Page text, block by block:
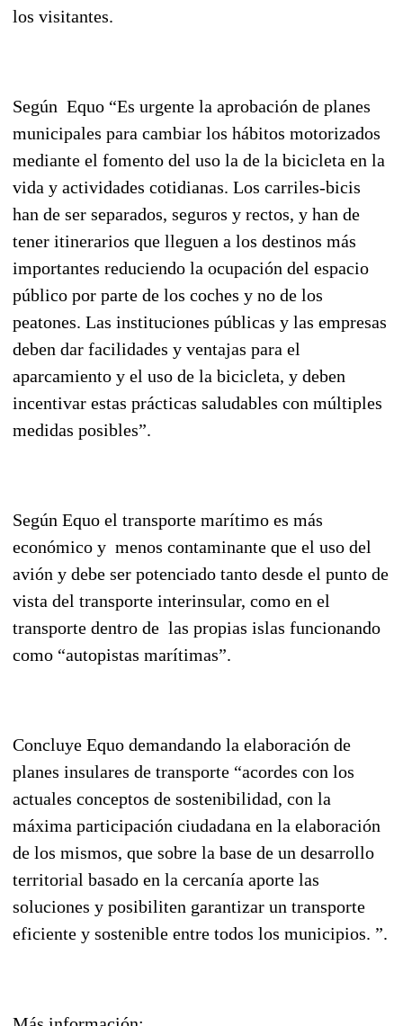
los visitantes.
Según Equo “Es urgente la aprobación de planes
municipales para cambiar los hábitos motorizados
mediante el fomento del uso la de la bicicleta en la
vida y actividades cotidianas. Los carriles-bicis
han de ser separados, seguros y rectos, y han de
tener itinerarios que lleguen a los destinos más
importantes reduciendo la ocupación del espacio
público por parte de los coches y no de los
peatones. Las instituciones públicas y las empresas
deben dar facilidades y ventajas para el
aparcamiento y el uso de la bicicleta, y deben
incentivar estas prácticas saludables con múltiples
medidas posibles”.
Según Equo el transporte marítimo es más
económico y menos contaminante que el uso del
avión y debe ser potenciado tanto desde el punto de
vista del transporte interinsular, como en el
transporte dentro de las propias islas funcionando
como “autopistas marítimas”.
Concluye Equo demandando la elaboración de
planes insulares de transporte “acordes con los
actuales conceptos de sostenibilidad, con la
máxima participación ciudadana en la elaboración
de los mismos, que sobre la base de un desarrollo
territorial basado en la cercanía aporte las
soluciones y posibiliten garantizar un transporte
eficiente y sostenible entre todos los municipios. ”.